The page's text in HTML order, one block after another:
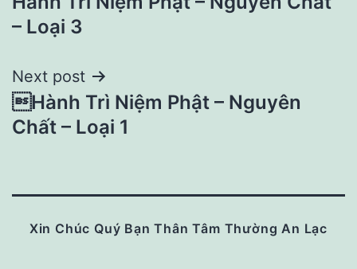
navigation
– Loại 3
Next post
Hành Trì Niệm Phật – Nguyên
Chất – Loại 1
Xin Chúc Quý Bạn Thân Tâm Thường An Lạc